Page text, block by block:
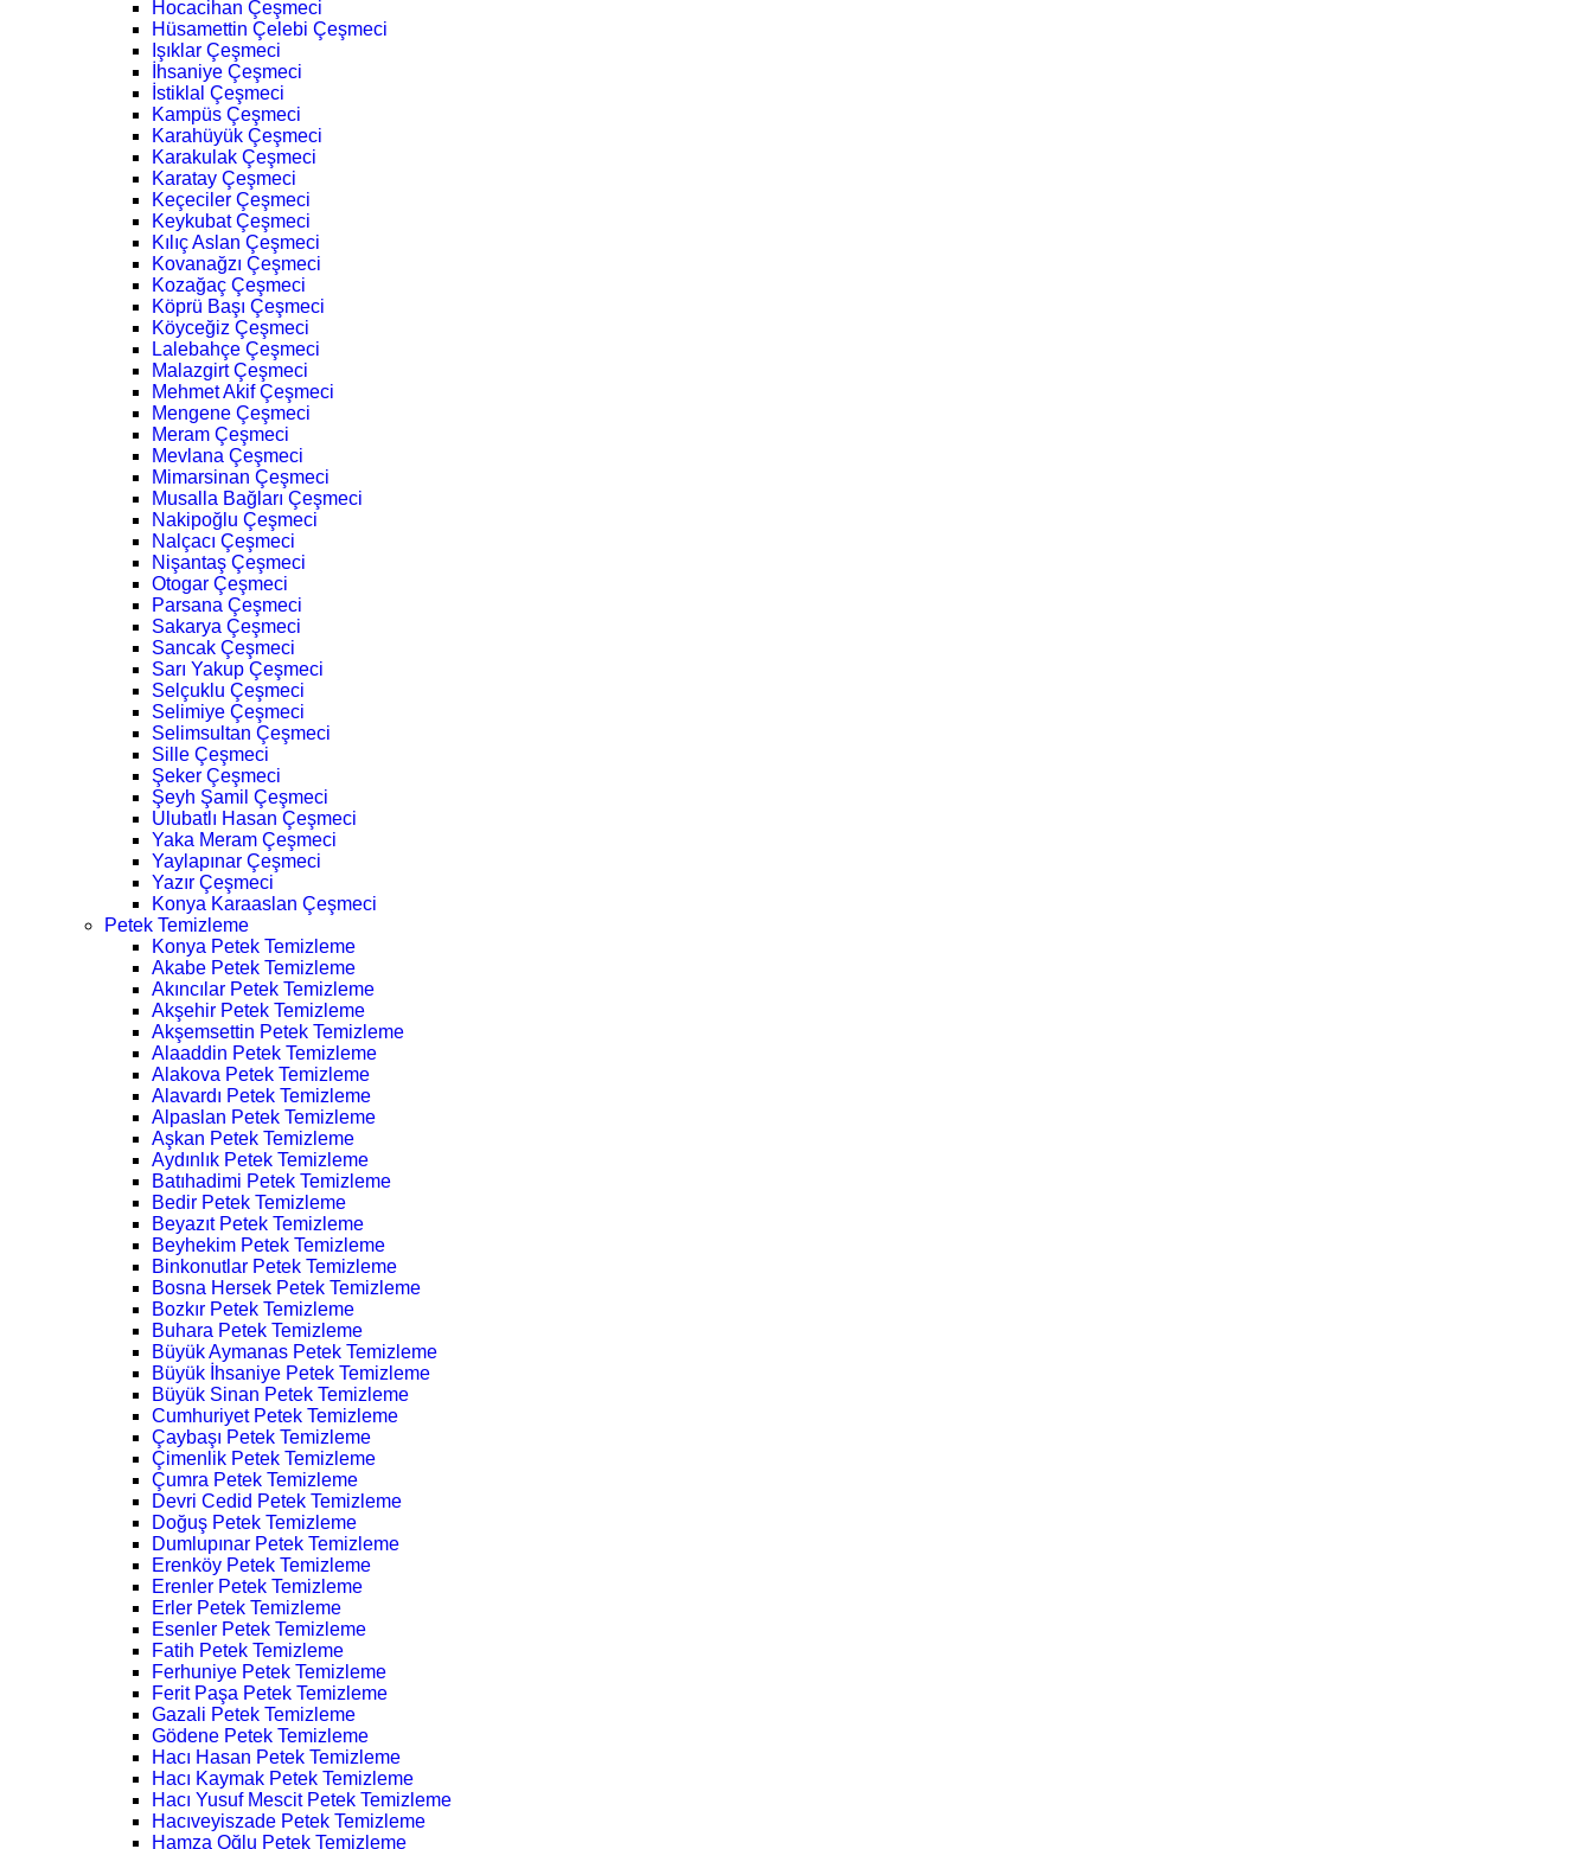
Hocacihan Çeşmeci
Hüsamettin Çelebi Çeşmeci
Işıklar Çeşmeci
İhsaniye Çeşmeci
İstiklal Çeşmeci
Kampüs Çeşmeci
Karahüyük Çeşmeci
Karakulak Çeşmeci
Karatay Çeşmeci
Keçeciler Çeşmeci
Keykubat Çeşmeci
Kılıç Aslan Çeşmeci
Kovanağzı Çeşmeci
Kozağaç Çeşmeci
Köprü Başı Çeşmeci
Köyceğiz Çeşmeci
Lalebahçe Çeşmeci
Malazgirt Çeşmeci
Mehmet Akif Çeşmeci
Mengene Çeşmeci
Meram Çeşmeci
Mevlana Çeşmeci
Mimarsinan Çeşmeci
Musalla Bağları Çeşmeci
Nakipoğlu Çeşmeci
Nalçacı Çeşmeci
Nişantaş Çeşmeci
Otogar Çeşmeci
Parsana Çeşmeci
Sakarya Çeşmeci
Sancak Çeşmeci
Sarı Yakup Çeşmeci
Selçuklu Çeşmeci
Selimiye Çeşmeci
Selimsultan Çeşmeci
Sille Çeşmeci
Şeker Çeşmeci
Şeyh Şamil Çeşmeci
Ulubatlı Hasan Çeşmeci
Yaka Meram Çeşmeci
Yaylapınar Çeşmeci
Yazır Çeşmeci
Konya Karaaslan Çeşmeci
Petek Temizleme
Konya Petek Temizleme
Akabe Petek Temizleme
Akıncılar Petek Temizleme
Akşehir Petek Temizleme
Akşemsettin Petek Temizleme
Alaaddin Petek Temizleme
Alakova Petek Temizleme
Alavardı Petek Temizleme
Alpaslan Petek Temizleme
Aşkan Petek Temizleme
Aydınlık Petek Temizleme
Batıhadimi Petek Temizleme
Bedir Petek Temizleme
Beyazıt Petek Temizleme
Beyhekim Petek Temizleme
Binkonutlar Petek Temizleme
Bosna Hersek Petek Temizleme
Bozkır Petek Temizleme
Buhara Petek Temizleme
Büyük Aymanas Petek Temizleme
Büyük İhsaniye Petek Temizleme
Büyük Sinan Petek Temizleme
Cumhuriyet Petek Temizleme
Çaybaşı Petek Temizleme
Çimenlik Petek Temizleme
Çumra Petek Temizleme
Devri Cedid Petek Temizleme
Doğuş Petek Temizleme
Dumlupınar Petek Temizleme
Erenköy Petek Temizleme
Erenler Petek Temizleme
Erler Petek Temizleme
Esenler Petek Temizleme
Fatih Petek Temizleme
Ferhuniye Petek Temizleme
Ferit Paşa Petek Temizleme
Gazali Petek Temizleme
Gödene Petek Temizleme
Hacı Hasan Petek Temizleme
Hacı Kaymak Petek Temizleme
Hacı Yusuf Mescit Petek Temizleme
Hacıveyiszade Petek Temizleme
Hamza Oğlu Petek Temizleme